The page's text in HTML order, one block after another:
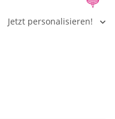
Jetzt personalisieren!